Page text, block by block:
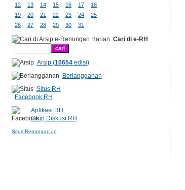
12
13 14 15 16 17
18
19
20 21 22 23 24
25
26
27 28 29 30 31
Cari di e-RH
Arsip (10654edisi)
Berlangganan
Situs RH
Facebook RH
Aplikasi RH
Grup Diskusi RH
Situs Renungan.co